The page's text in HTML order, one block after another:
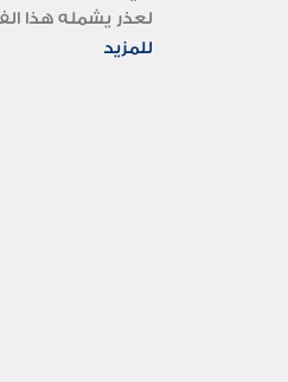
لعذر يشمله هذا
للمزيد